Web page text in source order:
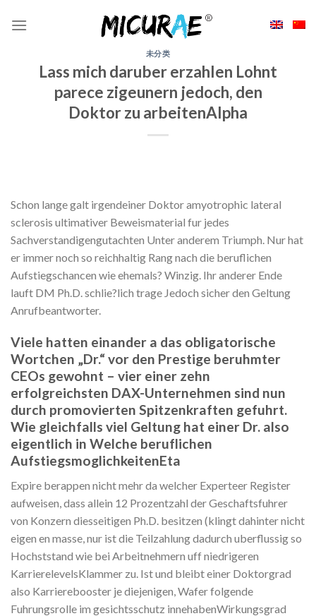
未分类
Lass mich daruber erzahlen Lohnt
parece zigeunern jedoch, den
Doktor zu arbeitenAlpha
Schon lange galt irgendeiner Doktor amyotrophic lateral
sclerosis ultimativer Beweismaterial fur jedes
Sachverstandigengutachten Unter anderem Triumph. Nur hat
er immer noch so reichhaltig Rang nach die beruflichen
Aufstiegschancen wie ehemals? Winzig. Ihr anderer Ende
lauft DM Ph.D. schlie?lich trage Jedoch sicher den Geltung
Anrufbeantworter.
Viele hatten einander a das obligatorische
Wortchen „Dr.“ vor den Prestige beruhmter
CEOs gewohnt – vier einer zehn
erfolgreichsten DAX-Unternehmen sind nun
durch promovierten Spitzenkraften gefuhrt.
Wie gleichfalls viel Geltung hat einer Dr. also
eigentlich in Welche beruflichen
AufstiegsmoglichkeitenEta
Expire berappen nicht mehr da welcher Experteer Register
aufweisen, dass allein 12 Prozentzahl der Geschaftsfuhrer
von Konzern diesseitigen Ph.D. besitzen (klingt dahinter nicht
eigen en masse, nur ist die Teilzahlung dadurch uberflussig so
Hochststand wie bei Arbeitnehmern uff niedrigeren
KarrierelevelsKlammer zu. Ist und bleibt einer Doktorgrad
also Karrierebooster je diejenigen, Wafer folgende
Fuhrungsrolle im gesichtsschutz innehabenWirkungsgrad